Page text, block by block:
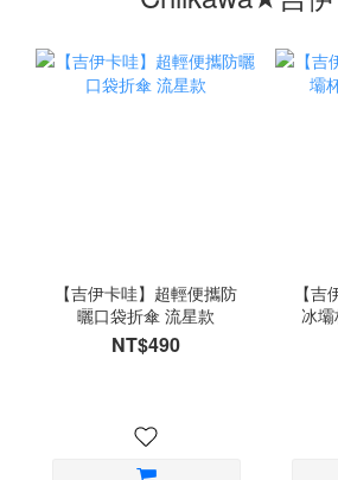
【吉伊卡哇】超輕便攜防
曬口袋折傘 流星款
NT$490
【
冰